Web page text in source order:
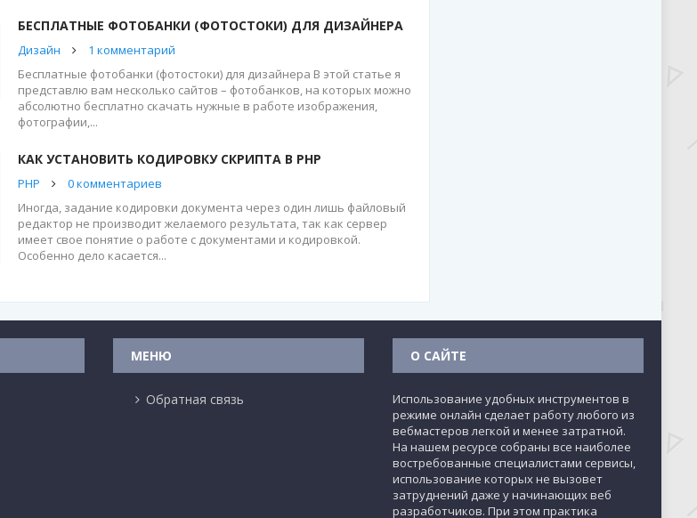
БЕСПЛАТНЫЕ ФОТОБАНКИ (ФОТОСТОКИ) ДЛЯ ДИЗАЙНЕРА
Дизайн
1 комментарий
Бесплатные фотобанки (фотостоки) для дизайнера В этой статье я
представлю вам несколько сайтов – фотобанков, на которых можно
абсолютно бесплатно скачать нужные в работе изображения,
фотографии,...
КАК УСТАНОВИТЬ КОДИРОВКУ СКРИПТА В PHP
PHP
0 комментариев
Иногда, задание кодировки документа через один лишь файловый
редактор не производит желаемого результата, так как сервер
имеет свое понятие о работе с документами и кодировкой.
Особенно дело касается...
МЕНЮ
Обратная связь
О САЙТЕ
Использование удобных инструментов в
режиме онлайн сделает работу любого из
вебмастеров легкой и менее затратной.
На нашем ресурсе собраны все наиболее
востребованные специалистами сервисы,
использование которых не вызовет
затруднений даже у начинающих веб
разработчиков. При этом практика